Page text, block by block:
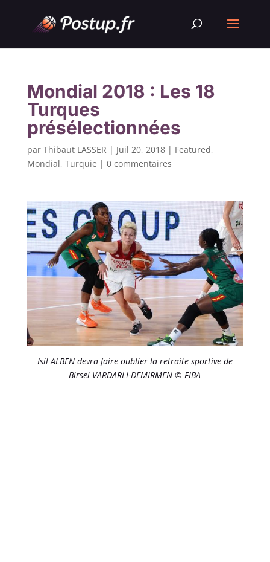
Mondial 2018 : Les 18
Turques
présélectionnées
par Thibaut LASSER | Juil 20, 2018| Featured,
Mondial, Turquie | 0 commentaires
Isil ALBEN devra faire oublier la retraite sportive de
Birsel VARDARLI-DEMIRMEN © FIBA